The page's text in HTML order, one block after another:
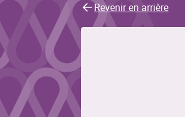
Revenir en arrière